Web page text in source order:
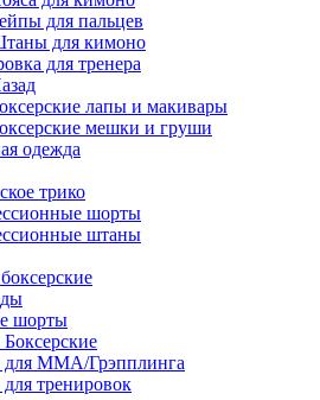
для пальцев
для кимоно
для тренера
лапы и макивары
мешки и груши
одежда
трико
шорты
штаны
шорты
ММА/Грэпплинга
тренировок